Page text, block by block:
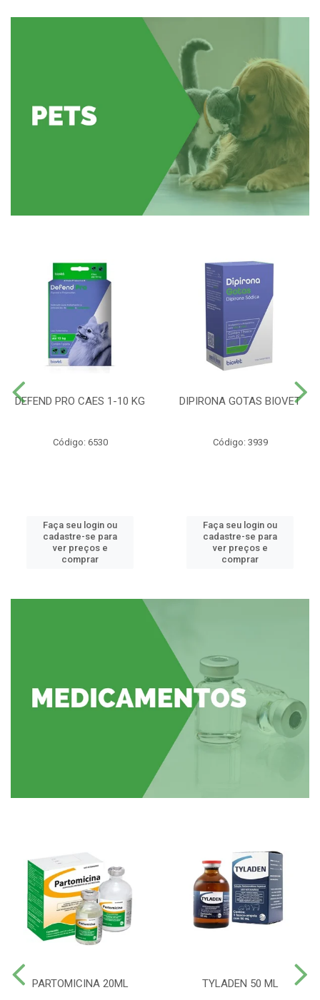
DEFEND PRO CAES 1-10 KG
Código: 6530
Faça seu login ou
cadastre-se para
ver preços e
comprar
DIPIRONA GOTAS BIOVET
Código: 3939
Faça seu login ou
cadastre-se para
ver preços e
comprar
PARTOMICINA 20ML TYLADEN 50 ML